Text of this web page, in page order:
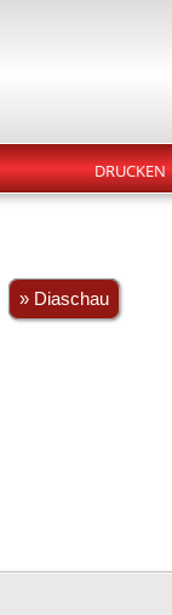
DRUCKEN
» Diaschau